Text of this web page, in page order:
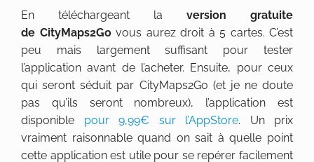
En téléchargeant la version gratuite
de CityMaps2Govous aurez droit à 5 cartes. C’est
peu mais largement suffisant pour tester
l’application avant de l’acheter. Ensuite, pour ceux
qui seront séduit par CityMaps2Go (et je ne doute
pas qu’ils seront nombreux), l’application est
disponible pour 9,99€ sur l’AppStore. Un prix
vraiment raisonnable quand on sait à quelle point
cette application est utile pour se repérer facilement